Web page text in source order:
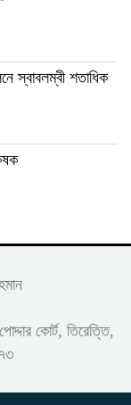
স্বাবলম্বী শতাধিক
কোর্ট, তিরেত্তি,